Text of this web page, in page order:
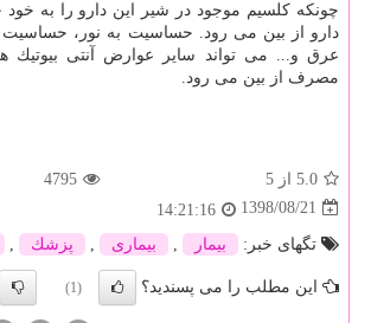
چونكه كلسیم موجود در شیر این دارو را به
دارو از بین می رود. حساسیت به نور، حساسیت
عرق و... می تواند سایر عوارض آنتی بیوتیك
مصرف از بین می رود.
5.0 از 5
4795
1398/08/21
14:21:16
تگهای خبر:
بیمار بیماری پزشك
این مطلب را می پسندید؟ (1)